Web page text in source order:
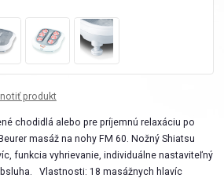
produkt
chodidlá alebo pre príjemnú relaxáciu po
masáž na nohy FM 60. Nožný Shiatsu
funkcia vyhrievanie, individuálne nastaviteľný
Vlastnosti: 18 masážnych hlavíc